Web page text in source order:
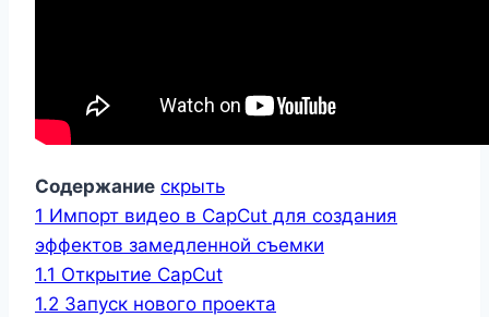
Содержание скрыть
1 Импорт видео в CapCut для создания
эффектов замедленной съемки
1.1 Открытие CapCut
1.2 Запуск нового проекта